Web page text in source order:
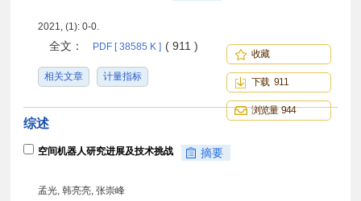
2021, (1): 0-0.
全文： PDF [ 38585 K ] ( 911 )
相关文章 计量指标
收藏
下载 911
浏览量 944
综述
空间机器人研究进展及技术挑战 摘要
孟光, 韩亮亮, 张崇峰